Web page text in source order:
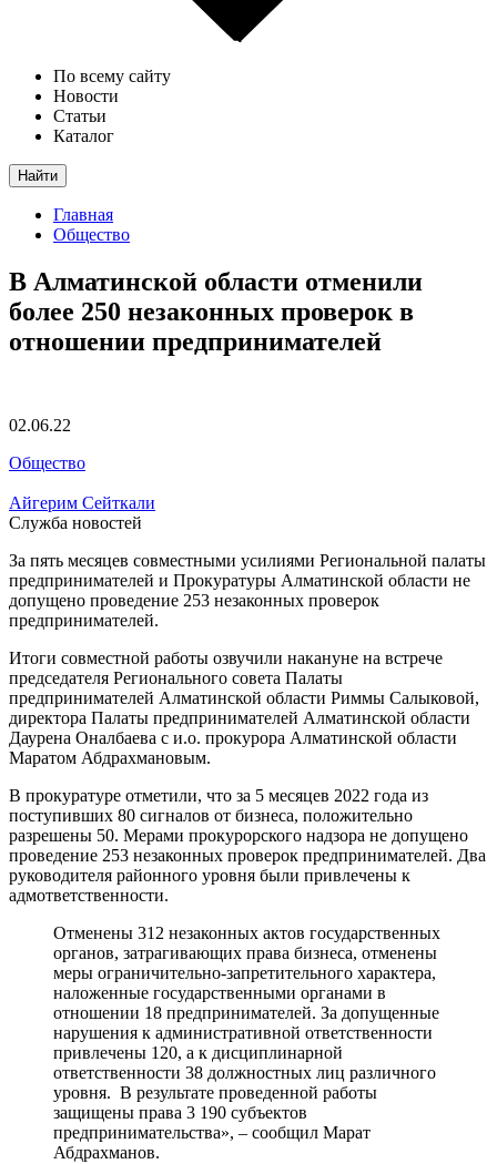
По всему сайту
Новости
Статьи
Каталог
Найти
Главная
Общество
В Алматинской области отменили
более 250 незаконных проверок в
отношении предпринимателей
02.06.22
Общество
Айгерим Сейткали
Служба новостей
За пять месяцев совместными усилиями Региональной палаты
предпринимателей и Прокуратуры Алматинской области не
допущено проведение 253 незаконных проверок
предпринимателей.
Итоги совместной работы озвучили накануне на встрече
председателя Регионального совета Палаты
предпринимателей Алматинской области Риммы Салыковой,
директора Палаты предпринимателей Алматинской области
Даурена Оналбаева с и.о. прокурора Алматинской области
Маратом Абдрахмановым.
В прокуратуре отметили, что за 5 месяцев 2022 года из
поступивших 80 сигналов от бизнеса, положительно
разрешены 50. Мерами прокурорского надзора не допущено
проведение 253 незаконных проверок предпринимателей. Два
руководителя районного уровня были привлечены к
адмответственности.
Отменены 312 незаконных актов государственных
органов, затрагивающих права бизнеса, отменены
меры ограничительно-запретительного характера,
наложенные государственными органами в
отношении 18 предпринимателей. За допущенные
нарушения к административной ответственности
привлечены 120, а к дисциплинарной
ответственности 38 должностных лиц различного
уровня. В результате проведенной работы
защищены права 3 190 субъектов
предпринимательства», – сообщил Марат
Абдрахманов.